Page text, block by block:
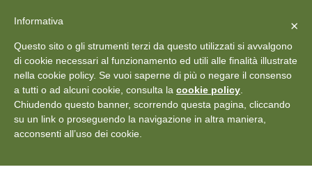
+39 011 18867102 info@aceper.it Statuto
Aceper
Vedi: Protezione dei dati personali ×
Informativa
Questo sito o gli strumenti terzi da questo utilizzati si avvalgono
di cookie necessari al funzionamento ed utili alle finalità illustrate
nella cookie policy. Se vuoi saperne di più o negare il consenso
a tutti o ad alcuni cookie, consulta la cookie policy
Chiudendo questo banner, scorrendo questa pagina, cliccando
su un link o proseguendo la navigazione in altra maniera,
acconsenti all’uso dei cookie.